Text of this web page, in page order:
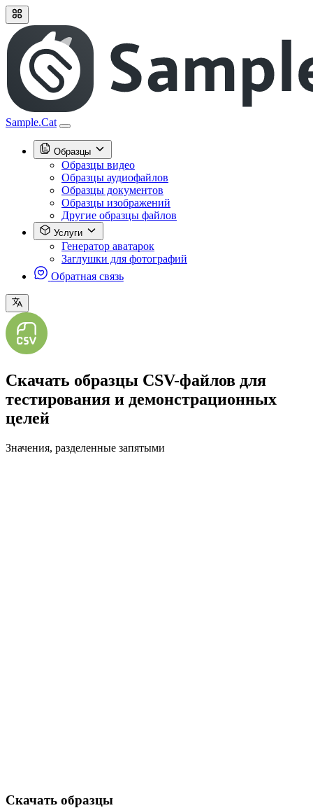
Sample.Cat
Образцы
Образцы видео
Образцы аудиофайлов
Образцы документов
Образцы изображений
Другие образцы файлов
Услуги
Генератор аватарок
Заглушки для фотографий
Обратная связь
Скачать образцы CSV-файлов для
тестирования и демонстрационных
целей
Значения, разделенные запятыми
Скачать образцы